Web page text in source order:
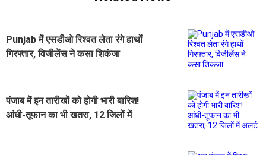
Punjab में एसडीओ रिश्वत लेता रंगे हाथों
गिरफ्तार, विजीलेंस ने कसा शिकंजा
पंजाब में इन तारीखों को होगी भारी बारिश!
आंधी-तूफान का भी खतरा, 12 जिलों में